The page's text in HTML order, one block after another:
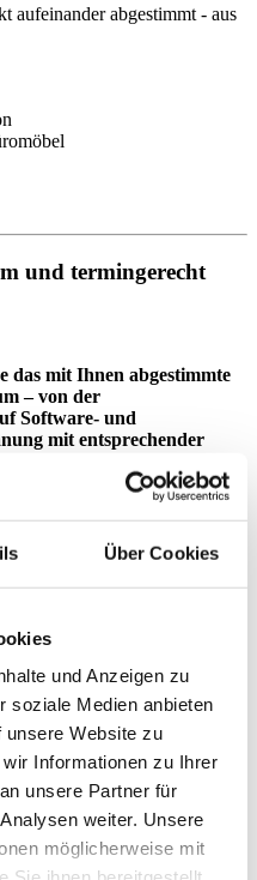
Über Cookies
und Anzeigen zu
soziale Medien anbieten
unsere Website zu
Informationen zu Ihrer
unsere Partner für
weiter. Unsere
möglicherweise mit
aufeinander abgestimmt - aus
und termingerecht
das mit Ihnen abgestimmte
–von der
Software- und
mit entsprechender
und der Abstimmung der
können wir Ihnen holistische
Mit Hilfe unserer Partner
Elektrik, Akustik,
und Farbkonzepte.
Hardwareseite
Produktauswahl
aus einer Hand